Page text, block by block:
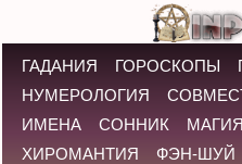
ГАДАНИЯ ГОРОСКОПЫ
НУМЕРОЛОГИЯ
ИМЕНА
СОННИК МАГИЯ
ХИРОМАНТИЯ
ФЭН-ШУЙ